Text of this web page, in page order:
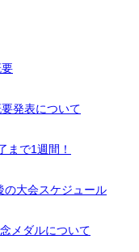
発表について
まで1週間！
の大会スケジュール
メダルについて